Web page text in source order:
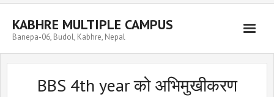
Skip
contentKABHRE MULTIPLE CAMPUS
Banepa-06, Budol, Kabhre, Nepal
BBS 4th year को अभिमुखीकरण